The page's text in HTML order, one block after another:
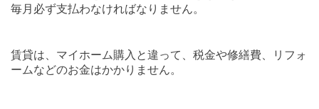
毎月必ず支払わなければなりません。
賃貸は、マイホーム購入と違って、税金や修繕費、リフォ
ームなどのお金はかかりません。